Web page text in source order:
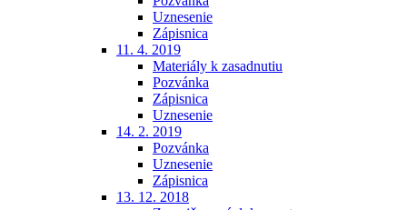
Uznesenie
Zápisnica
11. 4. 2019
Materiály k zasadnutiu
Pozvánka
Zápisnica
Uznesenie
14. 2. 2019
Pozvánka
Uznesenie
Zápisnica
13. 12. 2018